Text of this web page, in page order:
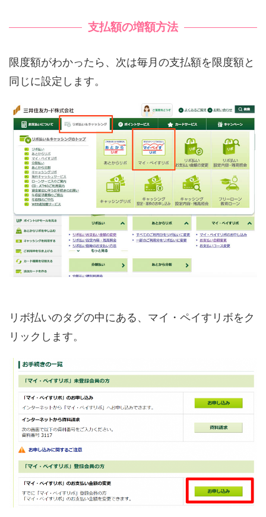
支払額の増額方法
限度額がわかったら、次は毎月の支払額を限度額と
同じに設定します。
リボ払いのタグの中にある、マイ・ペイすリボをク
リックします。